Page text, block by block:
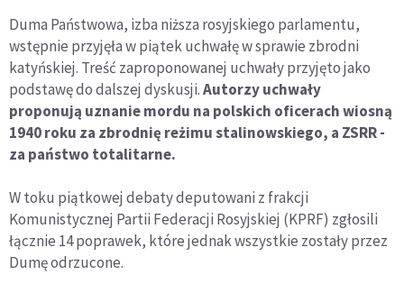
Duma Państwowa, izba niższa rosyjskiego parlamentu,
wstępnie przyjęła w piątek uchwałę w sprawie zbrodni
katyńskiej. Treść zaproponowanej uchwały przyjęto jako
podstawę do dalszej dyskusji.Autorzy uchwały
proponują uznanie mordu na polskich oficerach wiosną
1940 roku za zbrodnię reżimu stalinowskiego, a ZSRR -
za państwo totalitarne.
W toku piątkowej debaty deputowani z frakcji
Komunistycznej Partii Federacji Rosyjskiej (KPRF) zgłosili
łącznie 14 poprawek, które jednak wszystkie zostały przez
Dumę odrzucone.